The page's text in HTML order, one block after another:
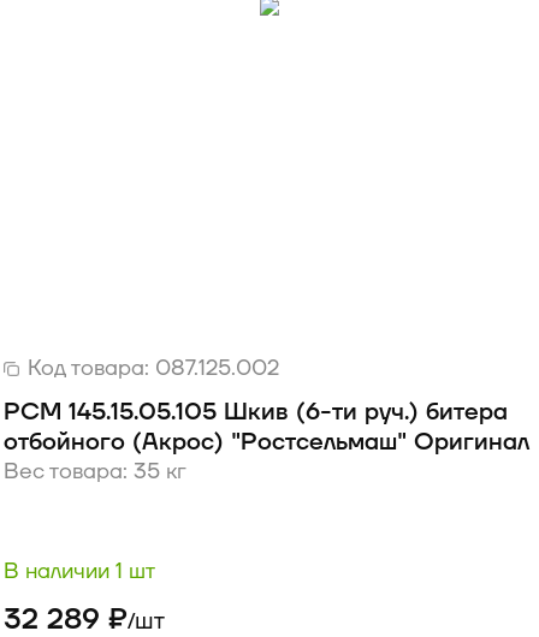
Код товара: 087.125.002
РСМ 145.15.05.105 Шкив (6-ти руч.) битера
отбойного (Акрос) "Ростсельмаш" Оригинал
Вес товара: 35 кг
В наличии 1 шт
32 289 ₽/шт